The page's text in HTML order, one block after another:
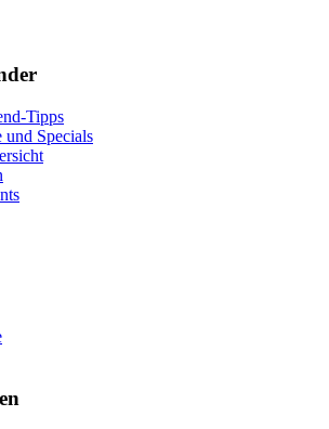
Tipps
und Specials